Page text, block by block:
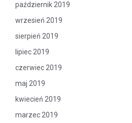
październik 2019
wrzesień 2019
sierpień 2019
lipiec 2019
czerwiec 2019
maj 2019
kwiecień 2019
marzec 2019